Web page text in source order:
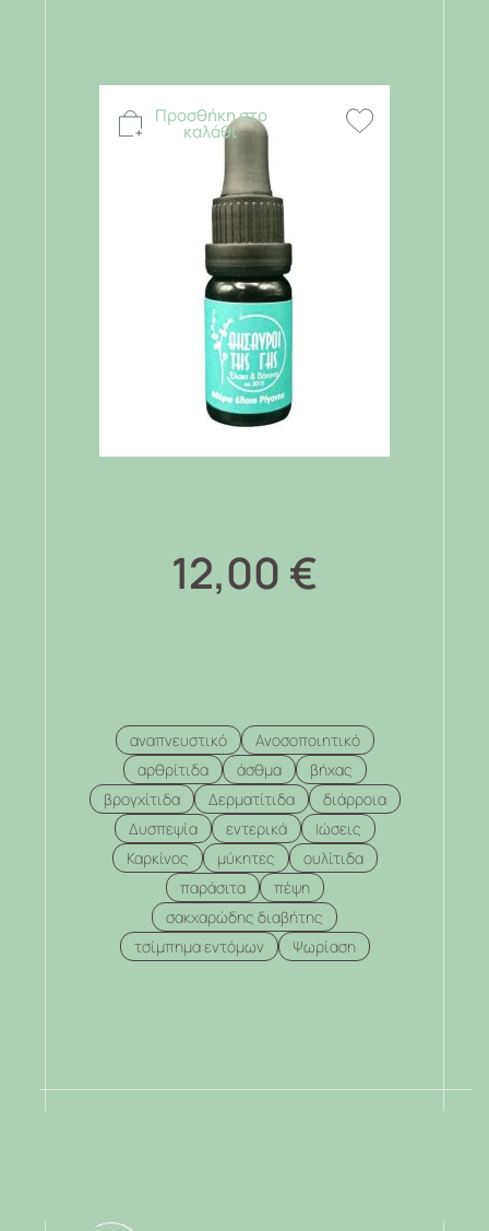
Προσθήκη στο
καλάθι
12,00 €
αναπνευστικό
Ανοσοποιητικό
αρθρίτιδα
άσθμα
βήχας
βρογχίτιδα
Δερματίτιδα
διάρροια
Δυσπεψία
εντερικά
Ιώσεις
Καρκίνος
μύκητες
ουλίτιδα
παράσιτα
πέψη
σακχαρώδης διαβήτης
τσίμπημα εντόμων
Ψωρίαση
.